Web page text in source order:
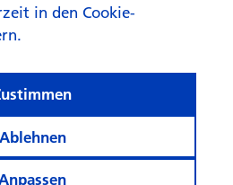
in den Cookie-
Ablehnen